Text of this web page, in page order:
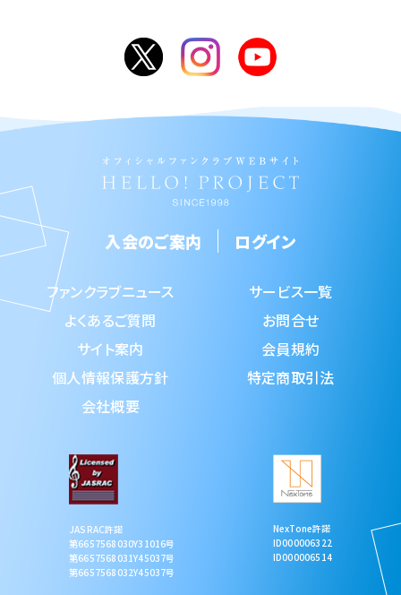
入会のご案内 ログイン
ファンクラブニュース
サービス一覧
よくあるご質問
お問合せ
サイト案内
会員規約
個人情報保護方針
特定商取引法
会社概要
JASRAC許諾
第6657568030Y31016号
第6657568031Y45037号
第6657568032Y45037号
NexTone許諾
ID000006322
ID000006514